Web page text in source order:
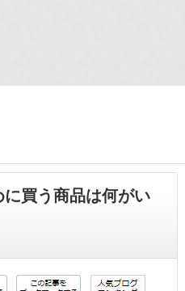
買う商品は何がい